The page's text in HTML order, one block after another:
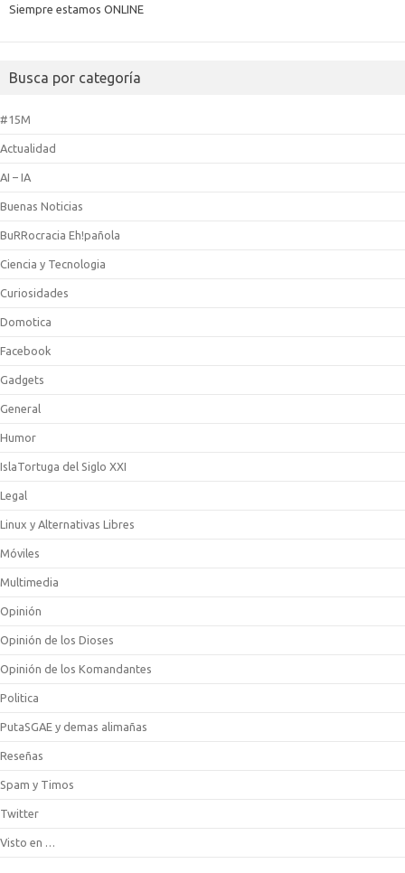
Siempre estamos ONLINE
Busca por categoría
#15M
Actualidad
AI – IA
Buenas Noticias
BuRRocracia Eh!pañola
Ciencia y Tecnologia
Curiosidades
Domotica
Facebook
Gadgets
General
Humor
IslaTortuga del Siglo XXI
Legal
Linux y Alternativas Libres
Móviles
Multimedia
Opinión
Opinión de los Dioses
Opinión de los Komandantes
Politica
PutaSGAE y demas alimañas
Reseñas
Spam y Timos
Twitter
Visto en …